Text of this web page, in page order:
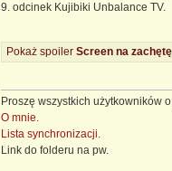
9. odcinek Kujibiki Unbalance TV.
Pokaż spoiler Screen na zachętę
Proszę wszystkich użytkowników
O mnie.
Lista synchronizacji.
Link do folderu na pw.